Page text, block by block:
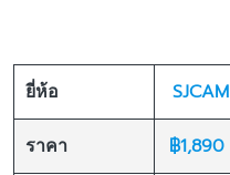
ยี่ห้อ SJCAM
ราคา ฿1,890